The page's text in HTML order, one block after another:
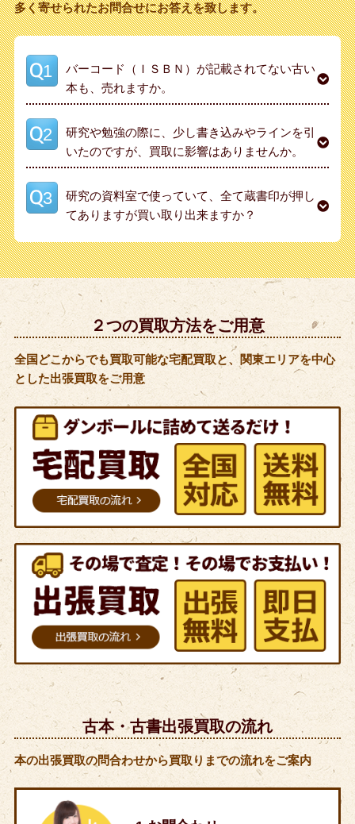
多く寄せられたお問合せにお答えを致します。
バーコード（ＩＳＢＮ）が記載されてない古い
本も、売れますか。
研究や勉強の際に、少し書き込みやラインを引
いたのですが、買取に影響はありませんか。
研究の資料室で使っていて、全て蔵書印が押し
てありますが買い取り出来ますか？
２つの買取方法をご用意
全国どこからでも買取可能な宅配買取と、関東エリアを中心
とした出張買取をご用意
古本・古書出張買取の流れ
本の出張買取の問合わせから買取りまでの流れをご案内